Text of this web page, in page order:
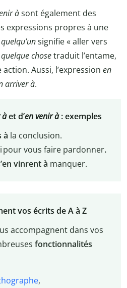
àsont également des
expressions propres à une
signifie «aller vers
chosetraduit l’entame,
Aussi, l’expression en
arriver à.
àet d’en venir à: exemples
à la conclusion.
pour vous faire pardonner.
vinrent à manquer.
vos écrits de A à Z
accompagnent dans vos
fonctionnalités
,